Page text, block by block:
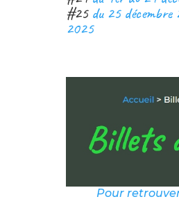
#25 du 25
2025
Pour